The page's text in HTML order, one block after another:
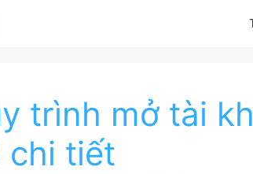
trình mở tài
chi tiết